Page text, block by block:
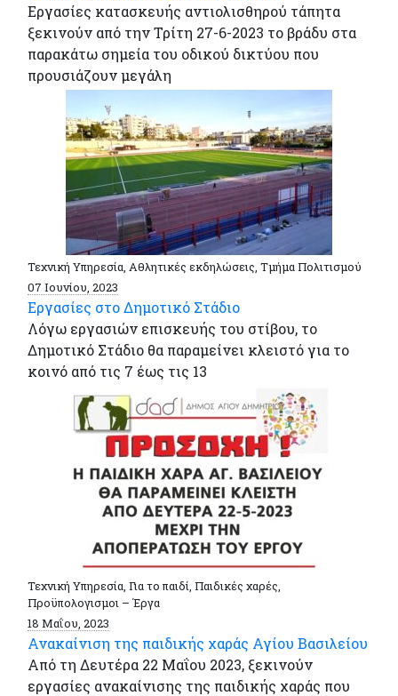
Εργασίες κατασκευής αντιολισθηρού τάπητα
ξεκινούν από την Τρίτη 27-6-2023 το βράδυ στα
παρακάτω σημεία του οδικού δικτύου που
προυσιάζουν μεγάλη
Τεχνική Υπηρεσία, Αθλητικές εκδηλώσεις, Τμήμα Πολιτισμού
07 Ιουνίου, 2023
Εργασίες στο Δημοτικό Στάδιο
Λόγω εργασιών επισκευής του στίβου, το
Δημοτικό Στάδιο θα παραμείνει κλειστό για το
κοινό από τις 7 έως τις 13
Τεχνική Υπηρεσία, Για το παιδί, Παιδικές χαρές,
Προϋπολογισμοι – Έργα
18 Μαΐου, 2023
Ανακαίνιση της παιδικής χαράς Αγίου Βασιλείου
Από τη Δευτέρα 22 Μαΐου 2023, ξεκινούν
εργασίες ανακαίνισης της παιδικής χαράς που